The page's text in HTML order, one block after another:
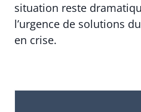
situation reste
l’urgence de solutions
en crise.